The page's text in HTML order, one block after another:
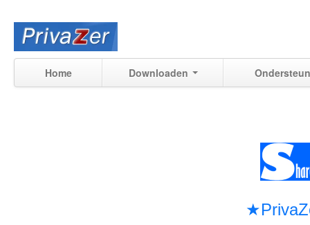
Home Downloaden